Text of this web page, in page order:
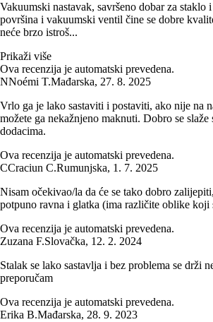
Vakuumski nastavak, savršeno dobar za
površina i vakuumski ventil čine se dobre
neće brzo istroš...
Prikaži više
Ova recenzija je automatski prevedena.
NNoémi T.Mađarska, 27. 8. 2025
Vrlo ga je lako sastaviti i postaviti, ako nije na
možete ga nekažnjeno maknuti. Dobro se
dodacima.
Ova recenzija je automatski prevedena.
CCraciun C.Rumunjska, 1. 7. 2025
Nisam očekivao/la da će se tako dobro
potpuno ravna i glatka (ima različite oblike koji
Ova recenzija je automatski prevedena.
Zuzana F.Slovačka, 12. 2. 2024
Stalak se lako sastavlja i bez problema se drži
preporučam
Ova recenzija je automatski prevedena.
Erika B.Mađarska, 28. 9. 2023